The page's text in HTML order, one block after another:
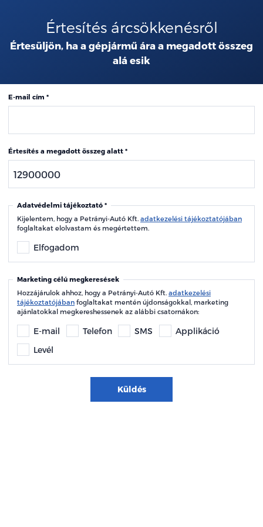
Értesítés árcsökkenésről
Értesüljön, ha a gépjármű ára a megadott összeg
alá esik
E-mail cím
Értesítés a megadott összeg alatt
Adatvédelmi tájékoztató
Kijelentem, hogy a Petrányi-Autó Kft. adatkezelési tájékoztatójában
foglaltakat elolvastam és megértettem.
Elfogadom
Marketing célú megkeresések
Hozzájárulok ahhoz, hogy a Petrányi-Autó Kft. adatkezelési
tájékoztatójában foglaltakat mentén újdonságokkal, marketing
ajánlatokkal megkereshessenek az alábbi csatornákon:
E-mail Telefon SMS
Applikáció
Levél
Küldés